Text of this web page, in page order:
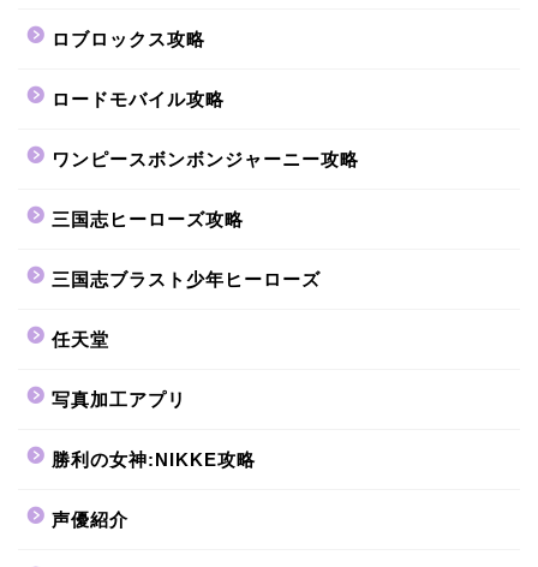
ロブロックス攻略
ロードモバイル攻略
ワンピースボンボンジャーニー攻略
三国志ヒーローズ攻略
三国志ブラスト少年ヒーローズ
任天堂
写真加工アプリ
勝利の女神:NIKKE攻略
声優紹介